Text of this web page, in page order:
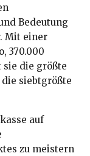
Bedeutung
Mit einer
370.000
sie die größte
siebtgrößte
auf
zu meistern